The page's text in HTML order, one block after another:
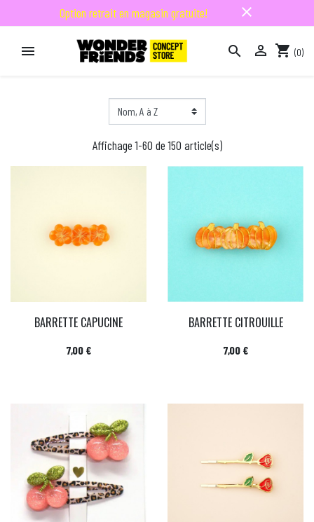
Option retrait en magasin gratuite! close
   shopping_cart (0)
Affichage 1-60 de 150 article(s)
BARRETTE CAPUCINE
Prix
7,00 €
BARRETTE CITROUILLE
Prix
7,00 €